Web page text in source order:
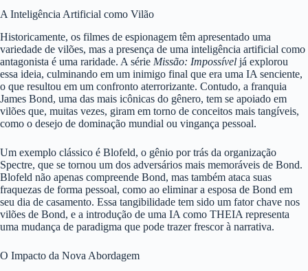
A Inteligência Artificial como Vilão
Historicamente, os filmes de espionagem têm apresentado uma
variedade de vilões, mas a presença de uma inteligência artificial como
antagonista é uma raridade. A série Missão: Impossível já explorou
essa ideia, culminando em um inimigo final que era uma IA senciente,
o que resultou em um confronto aterrorizante. Contudo, a franquia
James Bond, uma das mais icônicas do gênero, tem se apoiado em
vilões que, muitas vezes, giram em torno de conceitos mais tangíveis,
como o desejo de dominação mundial ou vingança pessoal.
Um exemplo clássico é Blofeld, o gênio por trás da organização
Spectre, que se tornou um dos adversários mais memoráveis de Bond.
Blofeld não apenas compreende Bond, mas também ataca suas
fraquezas de forma pessoal, como ao eliminar a esposa de Bond em
seu dia de casamento. Essa tangibilidade tem sido um fator chave nos
vilões de Bond, e a introdução de uma IA como THEIA representa
uma mudança de paradigma que pode trazer frescor à narrativa.
O Impacto da Nova Abordagem